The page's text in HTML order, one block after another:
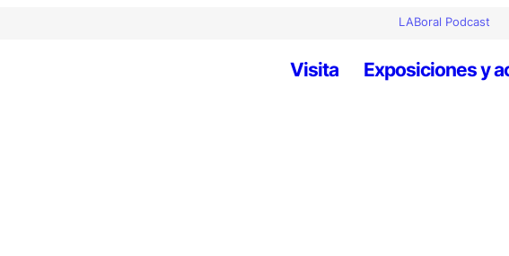
LABoral Podcast
Visita Exposiciones y